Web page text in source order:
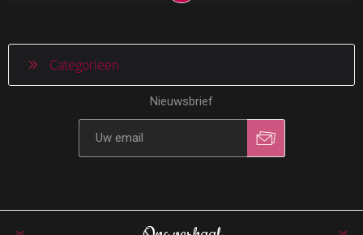
Categorieen
Nieuwsbrief